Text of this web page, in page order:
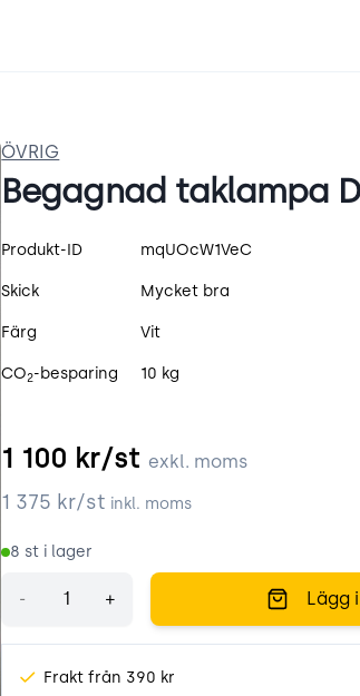
ÖVRIG
Begagnad taklampa
Produktspecifikation
Produkt-ID mqUOcW1VeC
Skick Mycket bra
Färg Vit
CO2-besparing 10 kg
1 100 kr/st exkl. moms
1 375 kr/st inkl. moms
8 st i lager
- + Lägg
Frakt från 390 kr